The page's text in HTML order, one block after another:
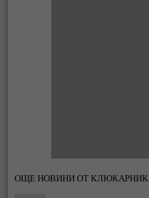
ОЩЕ НОВИНИ ОТ КЛЮКАРНИК